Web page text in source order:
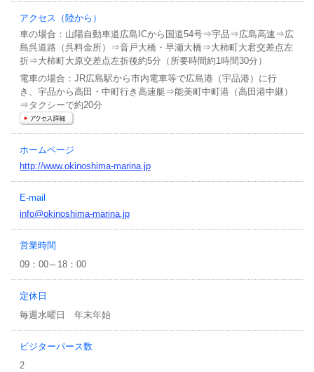
アクセス（陸から）
車の場合：山陽自動車道広島ICから国道54号⇒宇品⇒広島高速⇒広
島呉道路（呉料金所）⇒音戸大橋・早瀬大橋⇒大柿町大君交差点左
折⇒大柿町大原交差点左折後約5分（所要時間約1時間30分）
電車の場合：JR広島駅から市内電車等で広島港（宇品港）に行
き、宇品から高田・中町行き高速艇⇒能美町中町港（高田港中継）
⇒タクシーで約20分
ホームページ
http://www.okinoshima-marina.jp
E-mail
info@okinoshima-marina.jp
営業時間
09：00～18：00
定休日
毎週水曜日 年末年始
ビジターパース数
2